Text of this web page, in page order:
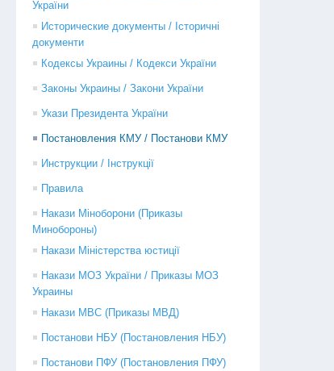
України
Исторические документы / Історичні
документи
Кодексы Украины / Кодекси України
Законы Украины / Закони України
Укази Президента України
Постановления КМУ / Постанови КМУ
Инструкции / Інструкції
Правила
Накази Міноборони (Приказы
Минобороны)
Накази Міністерства юстиції
Накази МОЗ України / Приказы МОЗ
Украины
Накази МВС (Приказы МВД)
Постанови НБУ (Постановления НБУ)
Постанови ПФУ (Постановления ПФУ)